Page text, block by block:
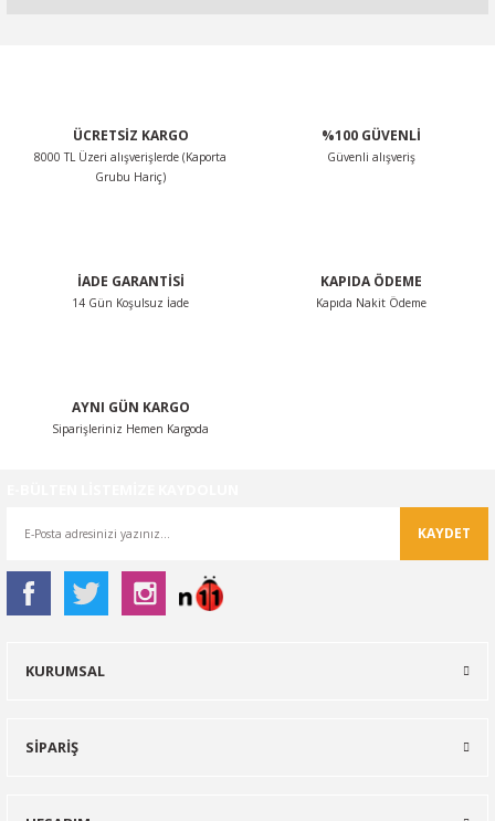
Ürün resmi kalitesiz, bozuk veya görüntülenemiyor.
Bu ürüne benzer farklı alternatifler olmalı.
ÜCRETSİZ KARGO
8000 TL Üzeri alışverişlerde (Kaporta
Grubu Hariç)
%100 GÜVENLİ
Güvenli alışveriş
İADE GARANTİSİ
14 Gün Koşulsuz İade
KAPIDA ÖDEME
Kapıda Nakit Ödeme
AYNI GÜN KARGO
Siparişleriniz Hemen Kargoda
KAYDET
KURUMSAL
SİPARİŞ